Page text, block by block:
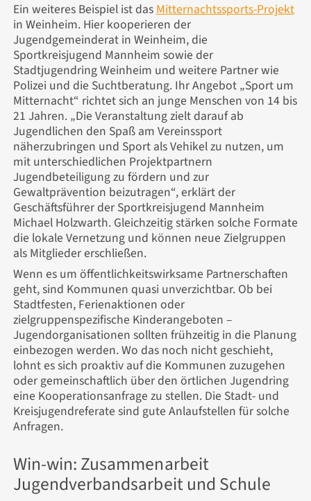
Ein weiteres Beispiel ist dasMitternachtssports-Projekt
in Weinheim. Hier kooperieren der
Jugendgemeinderat in Weinheim, die
Sportkreisjugend Mannheim sowie der
Stadtjugendring Weinheim und weitere Partner wie
Polizei und die Suchtberatung. Ihr Angebot „Sport um
Mitternacht“ richtet sich an junge Menschen von 14 bis
21 Jahren. „Die Veranstaltung zielt darauf ab
Jugendlichen den Spaß am Vereinssport
näherzubringen und Sport als Vehikel zu nutzen, um
mit unterschiedlichen Projektpartnern
Jugendbeteiligung zu fördern und zur
Gewaltprävention beizutragen“, erklärt der
Geschäftsführer der Sportkreisjugend Mannheim
Michael Holzwarth. Gleichzeitig stärken solche Formate
die lokale Vernetzung und können neue Zielgruppen
als Mitglieder erschließen.
Wenn es um öffentlichkeitswirksame Partnerschaften
geht, sind Kommunen quasi unverzichtbar. Ob bei
Stadtfesten, Ferienaktionen oder
zielgruppenspezifische Kinderangeboten –
Jugendorganisationen sollten frühzeitig in die Planung
einbezogen werden. Wo das noch nicht geschieht,
lohnt es sich proaktiv auf die Kommunen zuzugehen
oder gemeinschaftlich über den örtlichen Jugendring
eine Kooperationsanfrage zu stellen. Die Stadt- und
Kreisjugendreferate sind gute Anlaufstellen für solche
Anfragen.
Win-win: Zusammenarbeit
Jugendverbandsarbeit und Schule